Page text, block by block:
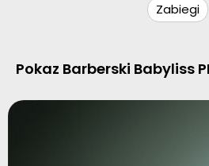
Zabiegi
Pokaz Barberski Babyliss